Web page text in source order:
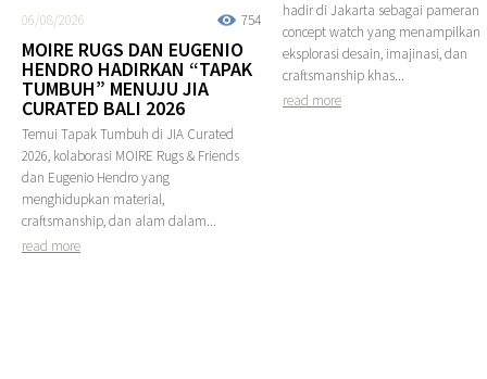
754
06/08/2026
MOIRE RUGS DAN EUGENIO
HENDRO HADIRKAN “TAPAK
TUMBUH” MENUJU JIA
CURATED BALI 2026
Temui Tapak Tumbuh di JIA Curated
2026, kolaborasi MOIRE Rugs & Friends
dan Eugenio Hendro yang
menghidupkan material,
craftsmanship, dan alam dalam...
read more
hadir di Jakarta sebagai pameran
concept watch yang menampilkan
eksplorasi desain, imajinasi, dan
craftsmanship khas...
read more